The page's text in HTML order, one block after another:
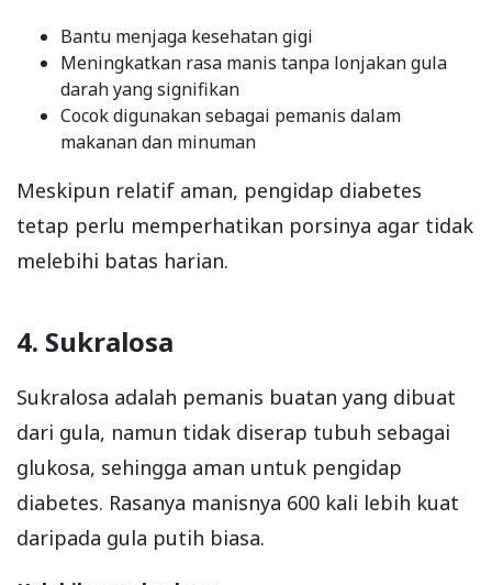
Bantu menjaga kesehatan gigi
Meningkatkan rasa manis tanpa lonjakan gula
darah yang signifikan
Cocok digunakan sebagai pemanis dalam
makanan dan minuman
Meskipun relatif aman, pengidap diabetes
tetap perlu memperhatikan porsinya agar tidak
melebihi batas harian.
4. Sukralosa
Sukralosa adalah pemanis buatan yang dibuat
dari gula, namun tidak diserap tubuh sebagai
glukosa, sehingga aman untuk pengidap
diabetes. Rasanya manisnya 600 kali lebih kuat
daripada gula putih biasa.